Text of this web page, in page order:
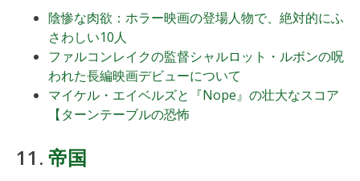
陰惨な肉欲：ホラー映画の登場人物で、絶対的にふ
さわしい10人
ファルコンレイクの監督シャルロット・ルボンの呪
われた長編映画デビューについて
マイケル・エイベルズと『Nope』の壮大なスコア
【ターンテーブルの恐怖
11. 帝国